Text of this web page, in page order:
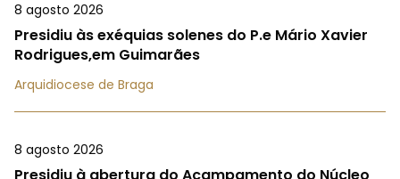
8 agosto 2026
Presidiu às exéquias solenes do P.e Mário Xavier
Rodrigues,em Guimarães
Arquidiocese de Braga
8 agosto 2026